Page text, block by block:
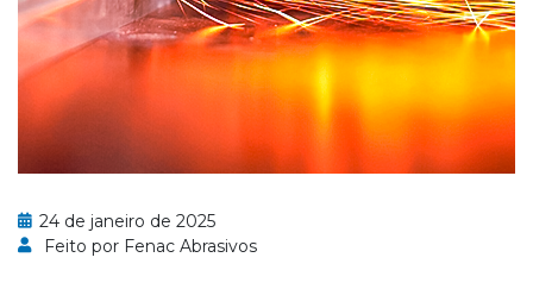
24 de janeiro de 2025
Feito por Fenac Abrasivos